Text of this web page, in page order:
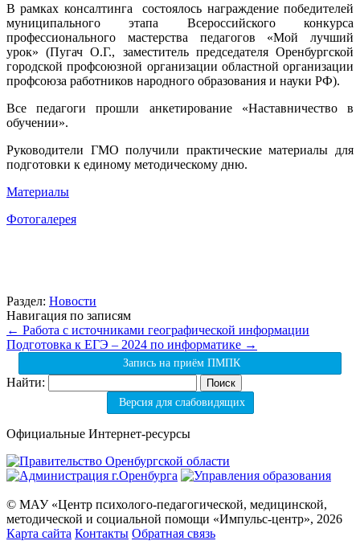
В рамках консалтинга состоялось награждение победителей
муниципального этапа Всероссийского конкурса
профессионального мастерства педагогов «Мой лучший
урок» (Пугач О.Г., заместитель председателя Оренбургской
городской профсоюзной организации областной организации
профсоюза работников народного образования и науки РФ).
Все педагоги прошли анкетирование «Наставничество в
обучении».
Руководители ГМО получили практические материалы для
подготовки к единому методическому дню.
Материалы
Фотогалерея
Раздел: Новости
Навигация по записям
← Работа с источниками географической информации
Подготовка к ЕГЭ – 2024 по информатике →
Запись на приём ПМПК
Найти:
Версия для слабовидящих
Официальные Интернет-ресурсы
© МАУ «Центр психолого-педагогической, медицинской,
методической и социальной помощи «Импульс-центр», 2026
Карта сайта Контакты Обратная связь